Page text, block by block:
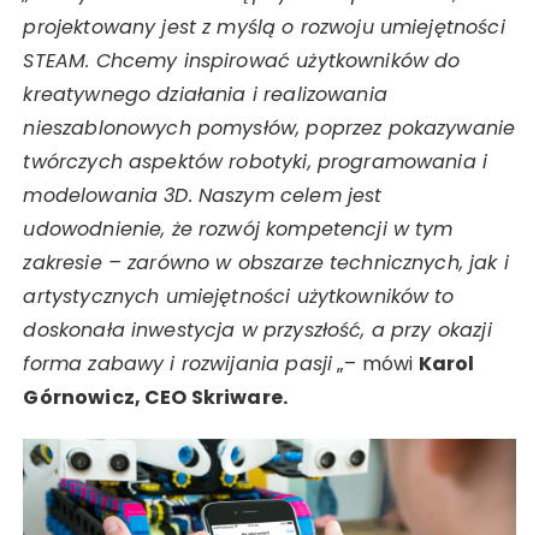
projektowany jest z myślą o rozwoju umiejętności
STEAM. Chcemy inspirować użytkowników do
kreatywnego działania i realizowania
nieszablonowych pomysłów, poprzez pokazywanie
twórczych aspektów robotyki, programowania i
modelowania 3D. Naszym celem jest
udowodnienie, że rozwój kompetencji w tym
zakresie – zarówno w obszarze technicznych, jak i
artystycznych umiejętności użytkowników to
doskonała inwestycja w przyszłość, a przy okazji
forma zabawy i rozwijania pasji„– mówi Karol
Górnowicz, CEO Skriware.